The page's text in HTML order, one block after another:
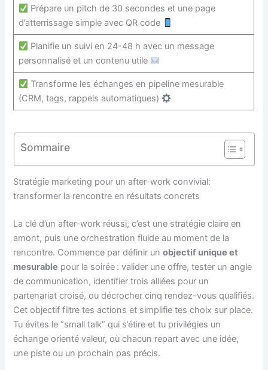
Prépare un pitch de 30 secondes et une page
d’atterrissage simple avec QR code
Planifie un suivi en 24-48 h avec un message
personnalisé et un contenu utile
Transforme les échanges en pipeline mesurable
(CRM, tags, rappels automatiques)
Sommaire
Stratégie marketing pour un after-work convivial:
transformer la rencontre en résultats concrets
La clé d’un after-work réussi, c’est une stratégie claire en
amont, puis une orchestration fluide au moment de la
rencontre. Commence par définir unobjectif unique et
mesurable pour la soirée : valider une offre, tester un angle
de communication, identifier trois alliées pour un
partenariat croisé, ou décrocher cinq rendez-vous qualifiés.
Cet objectif filtre tes actions et simplifie tes choix sur place.
Tu évites le “small talk” qui s’étire et tu privilégies un
échange orienté valeur, où chacun repart avec une idée,
une piste ou un prochain pas précis.